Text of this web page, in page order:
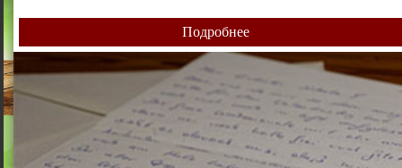
Подробнее